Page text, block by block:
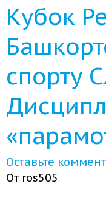
Кубок
спорту
Оставьте
От ros505